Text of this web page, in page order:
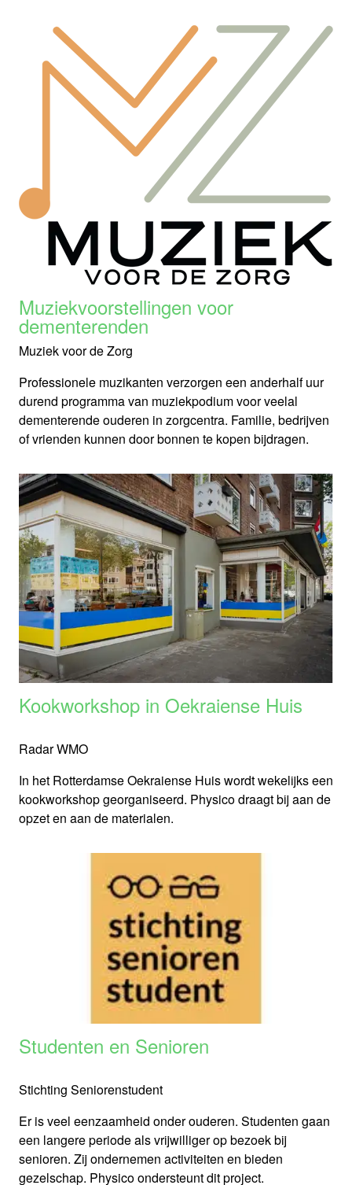
Muziekvoorstellingen voor
dementerenden
Muziek voor de Zorg
Professionele muzikanten verzorgen een anderhalf uur
durend programma van muziekpodium voor veelal
dementerende ouderen in zorgcentra. Familie, bedrijven
of vrienden kunnen door bonnen te kopen bijdragen.
Kookworkshop in Oekraiense Huis
Radar WMO
In het Rotterdamse Oekraiense Huis wordt wekelijks een
kookworkshop georganiseerd. Physico draagt bij aan de
opzet en aan de materialen.
Studenten en Senioren
Stichting Seniorenstudent
Er is veel eenzaamheid onder ouderen. Studenten gaan
een langere periode als vrijwilliger op bezoek bij
senioren. Zij ondernemen activiteiten en bieden
gezelschap. Physico ondersteunt dit project.